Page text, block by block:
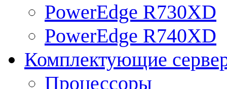
PowerEdge R730XD
PowerEdge R740XD
Комплектующие
Процессоры